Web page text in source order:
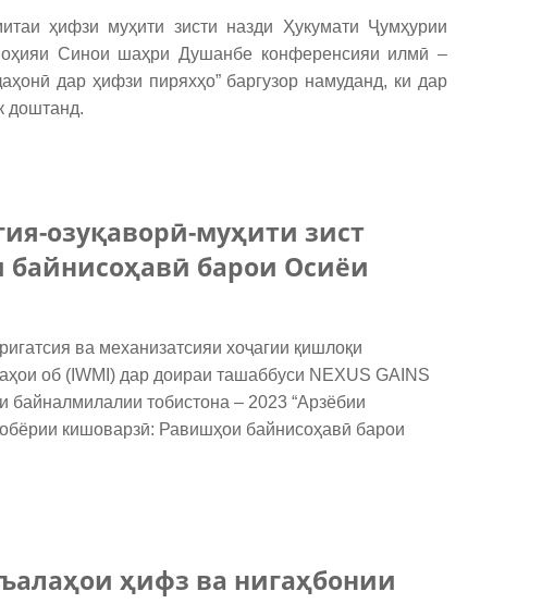
ҳифзи муҳити зисти назди Ҳукумати Ҷумҳурии
Синои шаҳри Душанбе конференсияи илмӣ –
дар ҳифзи пиряхҳо” баргузор намуданд, ки дар
доштанд.
озуқаворӣ-муҳити зист
барои Осиёи
ва механизатсияи хоҷагии қишлоқи
об (IWMI) дар доираи ташаббуси NEXUS GAINS
тобистона – 2023 “Арзёбии
кишоварзӣ: Равишҳои байнисоҳавӣ барои
ҳифз ва нигаҳбонии